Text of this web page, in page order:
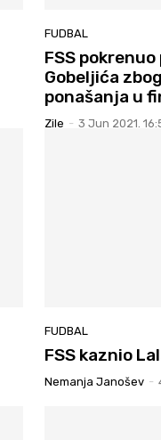
FUDBAL
FSS
Gobeljića
ponašanja u
Zile - 3 Jun 2021.
FUDBAL
FSS kaznio
Nemanja Janošev -